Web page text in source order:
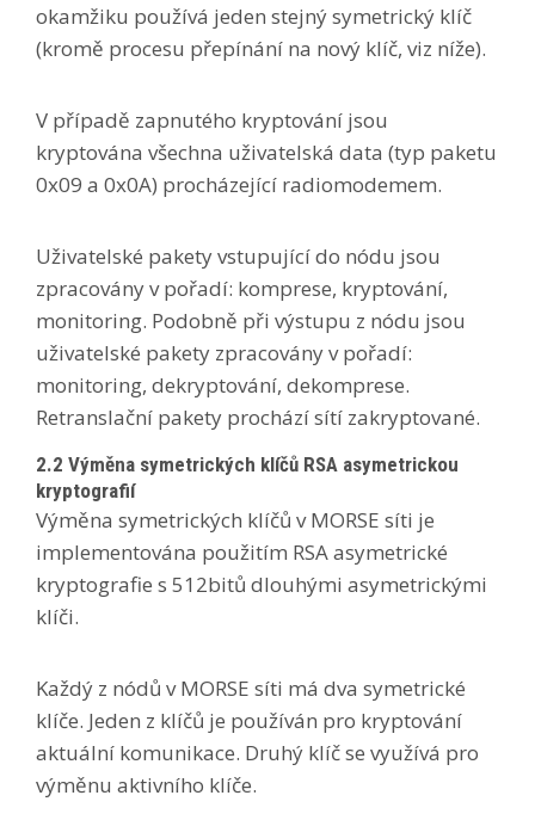
okamžiku používá jeden stejný symetrický klíč
(kromě procesu přepínání na nový klíč, viz níže).
V případě zapnutého kryptování jsou
kryptována všechna uživatelská data (typ paketu
0x09 a 0x0A) procházející radiomodemem.
Uživatelské pakety vstupující do nódu jsou
zpracovány v pořadí: komprese, kryptování,
monitoring. Podobně při výstupu z nódu jsou
uživatelské pakety zpracovány v pořadí:
monitoring, dekryptování, dekomprese.
Retranslační pakety prochází sítí zakryptované.
2.2 Výměna symetrických klíčů RSA asymetrickou
kryptografií
Výměna symetrických klíčů v MORSE síti je
implementována použitím RSA asymetrické
kryptografie s 512bitů dlouhými asymetrickými
klíči.
Každý z nódů v MORSE síti má dva symetrické
klíče. Jeden z klíčů je používán pro kryptování
aktuální komunikace. Druhý klíč se využívá pro
výměnu aktivního klíče.